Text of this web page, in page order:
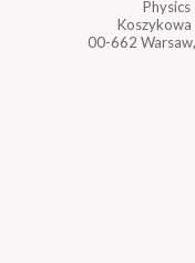
Physics
Koszykowa
00-662